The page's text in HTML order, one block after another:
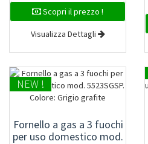
Scopri il prezzo !
Visualizza Dettagli
NEW !
Fornello a gas a 3 fuochi
per uso domestico mod.